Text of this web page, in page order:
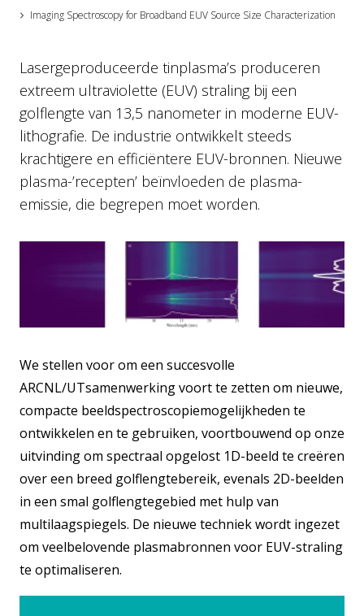
Imaging Spectroscopy for Broadband EUV Source Size Characterization
Lasergeproduceerde tinplasma’s produceren
extreem ultraviolette (EUV) straling bij een
golflengte van 13,5 nanometer in moderne EUV-
lithografie. De industrie ontwikkelt steeds
krachtigere en efficiëntere EUV-bronnen. Nieuwe
plasma-’recepten’ beïnvloeden de plasma-
emissie, die begrepen moet worden.
We stellen voor om een succesvolle
ARCNL/UTsamenwerking voort te zetten om nieuwe,
compacte beeldspectroscopiemogelijkheden te
ontwikkelen en te gebruiken, voortbouwend op onze
uitvinding om spectraal opgelost 1D-beeld te creëren
over een breed golflengtebereik, evenals 2D-beelden
in een smal golflengtegebied met hulp van
multilaagspiegels. De nieuwe techniek wordt ingezet
om veelbelovende plasmabronnen voor EUV-straling
te optimaliseren.